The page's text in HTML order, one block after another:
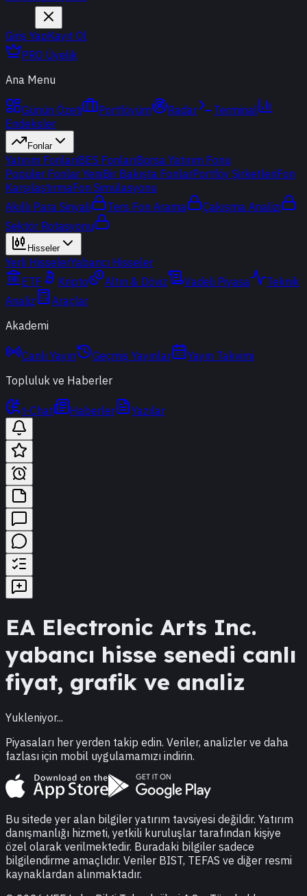
Giriş YapKayıt Ol
PRO Üyelik
Ana Menu
Günün Özeti Portföyüm Radar
Terminal
Endeksler
Fonlar
Yatırım FonlarıBES FonlarıBorsa Yatırım Fonu
Popüler Fonlar YeniBir Bakışta FonlarPortföy ŞirketleriFon
KarşılaştırmaFon Simülasyonu
Akıllı Para Sinyali
Ters Fon Arama
Çakışma Analizi
Sektör Rotasyonu
Hisseler
Yerli HisselerYabancı Hisseler
ETF
Kripto Altın & Döviz Vadeli Piyasa
Teknik
Analiz
Araçlar
Akademi
Canlı Yayın Geçmiş Yayınlar
Yayın Takvimi
Topluluk ve Haberler
t-Chat Haberler Yazılar
EA Electronic Arts Inc.
yabancı hisse senedi canlı
fiyat, grafik ve analiz
Yukleniyor...
Piyasaları her yerden takip edin. Veriler, analizler ve daha
fazlası için mobil uygulamamızı indirin.
Bu sitede yer alan bilgiler yatırım tavsiyesi değildir. Yatırım
danışmanlığı hizmeti, yetkili kuruluşlar tarafından kişiye
özel olarak verilmektedir. Buradaki bilgiler sadece
bilgilendirme amaçlıdır. Veriler BIST, TEFAS ve diğer resmi
kaynaklardan alınmaktadır.